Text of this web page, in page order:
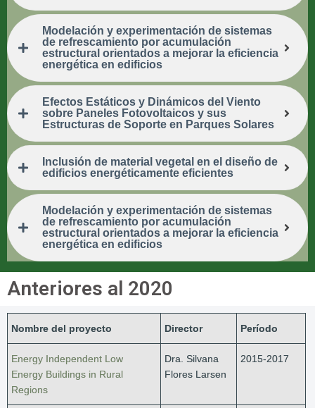
Modelación y experimentación de sistemas
de refrescamiento por acumulación
estructural orientados a mejorar la eficiencia
energética en edificios
Efectos Estáticos y Dinámicos del Viento
sobre Paneles Fotovoltaicos y sus
Estructuras de Soporte en Parques Solares
Inclusión de material vegetal en el diseño de
edificios energéticamente eficientes
Modelación y experimentación de sistemas
de refrescamiento por acumulación
estructural orientados a mejorar la eficiencia
energética en edificios
Anteriores al 2020
Nombre del proyecto Director Período
Energy Independent Low
Energy Buildings in Rural
Regions
Dra. Silvana
Flores Larsen
2015-2017